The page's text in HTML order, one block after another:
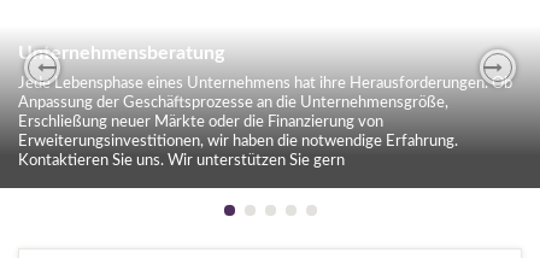
Unternehmensberatung
Jede Lebensphase eines Unternehmens hat ihre Herausforderungen. Ob
Anpassung der Geschäftsprozesse an die Unternehmensgröße,
Erschließung neuer Märkte oder die Finanzierung von
Erweiterungsinvestitionen, wir haben die notwendige Erfahrung.
Kontaktieren Sie uns. Wir unterstützen Sie gern
Previous